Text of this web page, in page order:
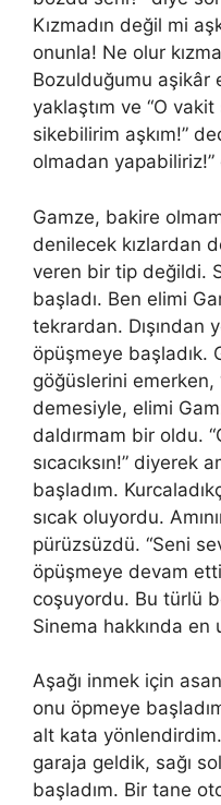
Kızmadın değil mi
onunla! Ne olur
Bozulduğumu aşikâr
yaklaştım ve “O
sikebilirim aşkım!”
olmadan
Gamze, bakire
denilecek kızlardan
veren bir tip değildi.
başladı. Ben elimi
tekrardan. Dışından
öpüşmeye başladık.
göğüslerini emerken,
demesiyle, elimi
daldırmam bir oldu.
sıcacıksın!” diyerek
başladım.
sıcak oluyordu.
pürüzsüzdü. “Seni
öpüşmeye devam
coşuyordu. Bu türlü
Sinema hakkında
Aşağı inmek için
onu öpmeye
alt kata
garaja geldik, sağı
başladım. Bir tane